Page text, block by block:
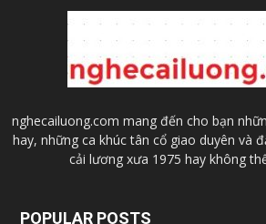
nghecailuong.com mang đến cho bạn
hay, những ca khúc tân cổ giao duyên và
cải lương xưa 1975 hay không
POPULAR POSTS